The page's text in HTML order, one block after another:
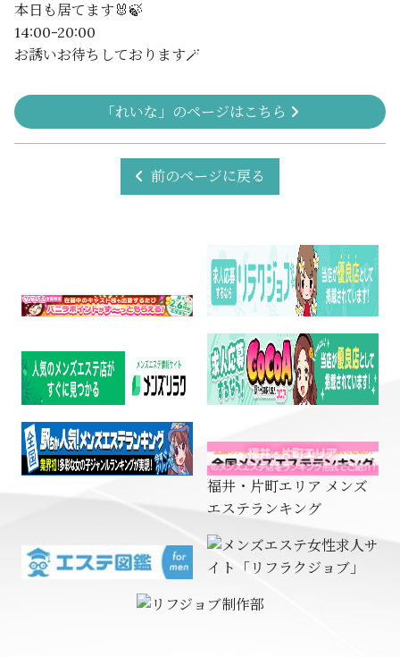
本日も居てます🐰🍃
14:00-20:00
お誘いお待ちしております🪄
「れいな」のページはこちら
前のページに戻る
福井・片町エリア メンズ
エステランキング